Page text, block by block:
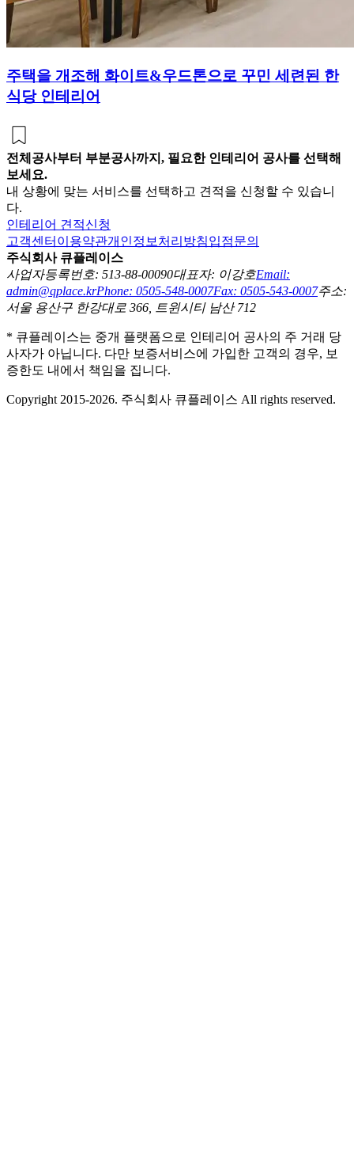
주택을 개조해 화이트&우드톤으로 꾸민 세련된 한
식당 인테리어
전체공사부터 부분공사까지, 필요한 인테리어 공사를 선택해
보세요.
내 상황에 맞는 서비스를 선택하고 견적을 신청할 수 있습니
다.
인테리어 견적신청
고객센터 이용약관개인정보처리방침입점문의
주식회사 큐플레이스
사업자등록번호: 513-88-00090대표자: 이강호Email:
admin@qplace.krPhone: 0505-548-0007Fax: 0505-543-0007주소:
서울 용산구 한강대로 366, 트윈시티 남산 712
* 큐플레이스는 중개 플랫폼으로 인테리어 공사의 주 거래 당
사자가 아닙니다. 다만 보증서비스에 가입한 고객의 경우, 보
증한도 내에서 책임을 집니다.
Copyright 2015-2026. 주식회사 큐플레이스 All rights reserved.